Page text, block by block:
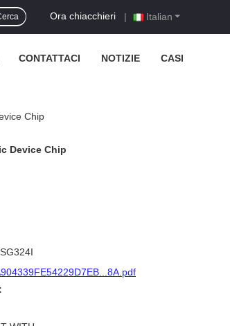
Italian
Ora chiacchieri |
CONTATTACI NOTIZIE CASI
Chip
Device Chip